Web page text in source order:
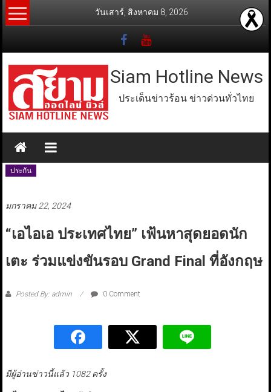
Skip
to
วันเสาร์, สิงหาคม 8, 2026
Siam Hotline News
ประเด็นข่าวร้อน ข่าวด่วนทั่วไทย
ประกัน
มกราคม 22, 2024
“เอไอเอ ประเทศไทย” เฟ้นหาสุดยอดนัก
เตะ ร่วมแข่งขันรอบ Grand Final ที่อังกฤษ
Posted By: admin 0 Comment
มีผู้อ่านข่าวนี้แล้ว 1082 ครั้ง